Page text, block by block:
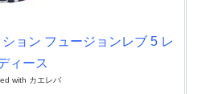
ョン フュージョンレブ 5 レ
ィース
with カエレバ